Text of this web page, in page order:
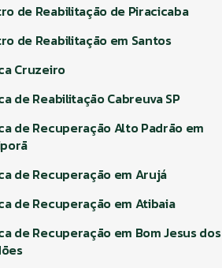
de Reabilitação de Piracicaba
de Reabilitação em Santos
Cruzeiro
de Reabilitação Cabreuva SP
de Recuperação Alto Padrão em
de Recuperação em Arujá
de Recuperação em Atibaia
de Recuperação em Bom Jesus dos